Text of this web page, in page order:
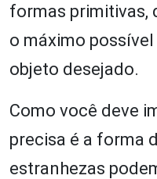
formas primitivas,
o máximo
objeto desejado.
Como você deve
precisa é a forma
estranhezas